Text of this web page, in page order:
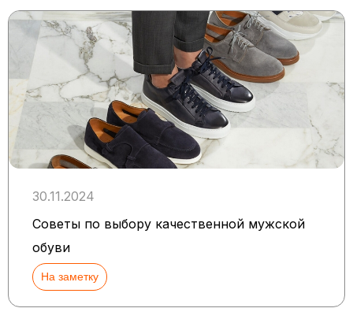
30.11.2024
Советы по выбору качественной мужской
обуви
На заметку